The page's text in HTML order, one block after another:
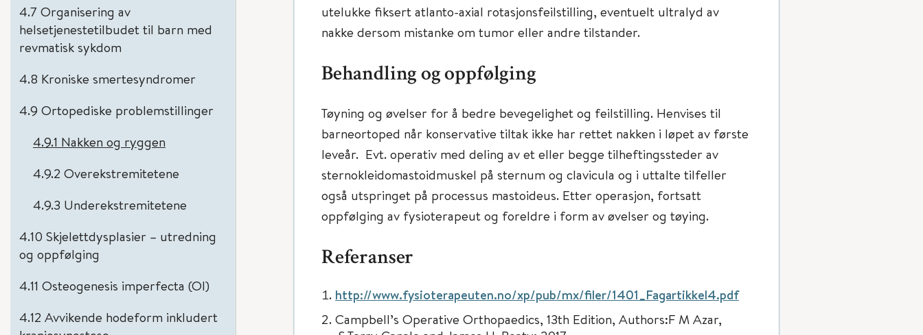
4.7 Organisering av
helsetjenestetilbudet til barn med
revmatisk sykdom
4.8 Kroniske smertesyndromer
4.9 Ortopediske problemstillinger
4.9.1 Nakken og ryggen
4.9.2 Overekstremitetene
4.9.3 Underekstremitetene
4.10 Skjelettdysplasier – utredning
og oppfølging
4.11 Osteogenesis imperfecta (OI)
4.12 Avvikende hodeform inkludert
utelukke fiksert atlanto-axial rotasjonsfeilstilling, eventuelt ultralyd av
nakke dersom mistanke om tumor eller andre tilstander.
Behandling og oppfølging
Tøyning og øvelser for å bedre bevegelighet og feilstilling. Henvises til
barneortoped når konservative tiltak ikke har rettet nakken i løpet av første
leveår. Evt. operativ med deling av et eller begge tilheftingssteder av
sternokleidomastoidmuskel på sternum og clavicula og i uttalte tilfeller
også utspringet på processus mastoideus. Etter operasjon, fortsatt
oppfølging av fysioterapeut og foreldre i form av øvelser og tøying.
Referanser
http://www.fysioterapeuten.no/xp/pub/mx/filer/1401_Fagartikkel4.pdf
Campbell’s Operative Orthopaedics, 13th Edition, Authors:F M Azar,